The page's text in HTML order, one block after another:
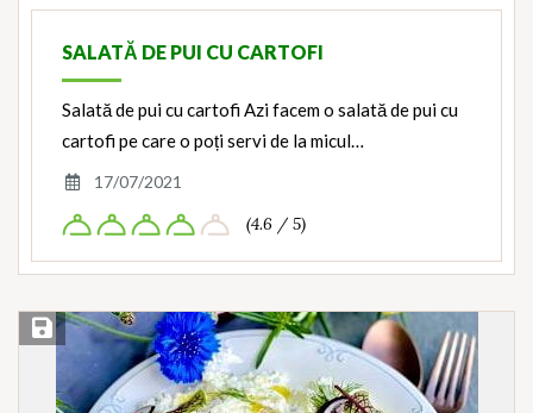
SALATĂ DE PUI CU CARTOFI
Salată de pui cu cartofi Azi facem o salată de pui cu
cartofi pe care o poți servi de la micul…
17/07/2021
(4.6 / 5)
Save Recipe